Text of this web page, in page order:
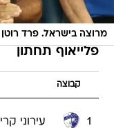
מרוצה בישראל. פרד רוטן
פלייאוף תחתון
קבוצה
1 עירוני